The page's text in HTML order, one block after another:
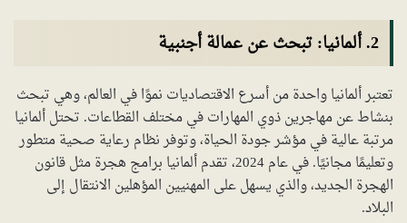
2. ألمانيا: تبحث عن عمالة أجنبية
تعتبر ألمانيا واحدة من أسرع الاقتصاديات نموًا في العالم، وهي تبحث
بنشاط عن مهاجرين ذوي المهارات في مختلف القطاعات. تحتل ألمانيا
مرتبة عالية في مؤشر جودة الحياة، وتوفر نظام رعاية صحية متطور
وتعليمًا مجانيًا. في عام 2024، تقدم ألمانيا برامج هجرة مثل قانون
الهجرة الجديد، والذي يسهل على المهنيين المؤهلين الانتقال إلى
البلاد.